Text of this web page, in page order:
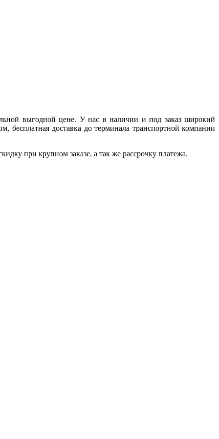
выгодной цене. У нас в наличии и под заказ широкий
бесплатная доставка до терминала транспортной компании
при крупном заказе, а так же рассрочку платежа.